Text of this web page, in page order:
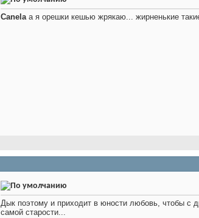
Canela а я орешки кешью жрякаю... жирненькие
Дык поэтому и приходит в юности любовь, чтобы с
самой старости...